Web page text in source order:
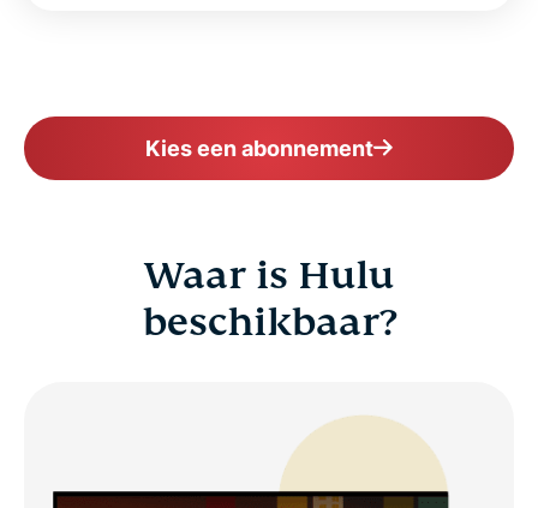
Kies een abonnement
Waar is Hulu
beschikbaar?